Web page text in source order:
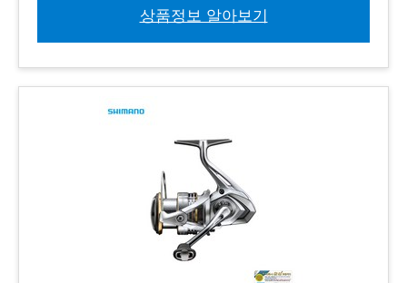
상품정보 알아보기